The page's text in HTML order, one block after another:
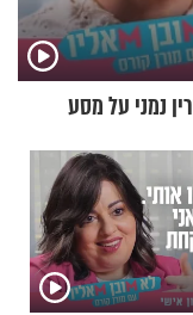
נמני על מסע